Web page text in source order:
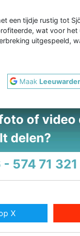
een tijdje rustig tot
wat voor
uitgespeeld,
Maak
of video
delen?
574 71 321
X